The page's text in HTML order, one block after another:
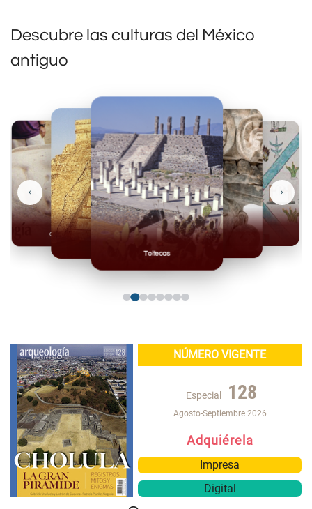
Descubre las culturas del México
antiguo
Toltecas
Olmecas
‹ ›
NÚMERO VIGENTE
Especial 128
Agosto-Septiembre 2026
Adquiérela
Impresa
Digital